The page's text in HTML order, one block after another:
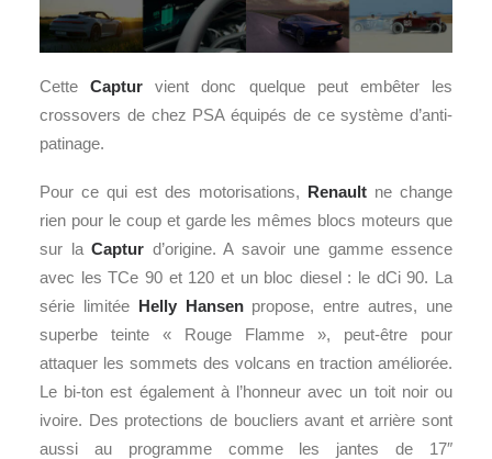
CetteCaptur vient donc quelque peut embêter les
crossovers de chez PSA équipés de ce système d’anti-
patinage.
Pour ce qui est des motorisations, Renault ne change
rien pour le coup et garde les mêmes blocs moteurs que
sur la Captur d’origine. A savoir une gamme essence
avec les TCe 90 et 120 et un bloc diesel : le dCi 90. La
série limitée Helly Hansenpropose, entre autres, une
superbe teinte « Rouge Flamme », peut-être pour
attaquer les sommets des volcans en traction améliorée.
Le bi-ton est également à l’honneur avec un toit noir ou
ivoire. Des protections de boucliers avant et arrière sont
aussi au programme comme les jantes de 17″